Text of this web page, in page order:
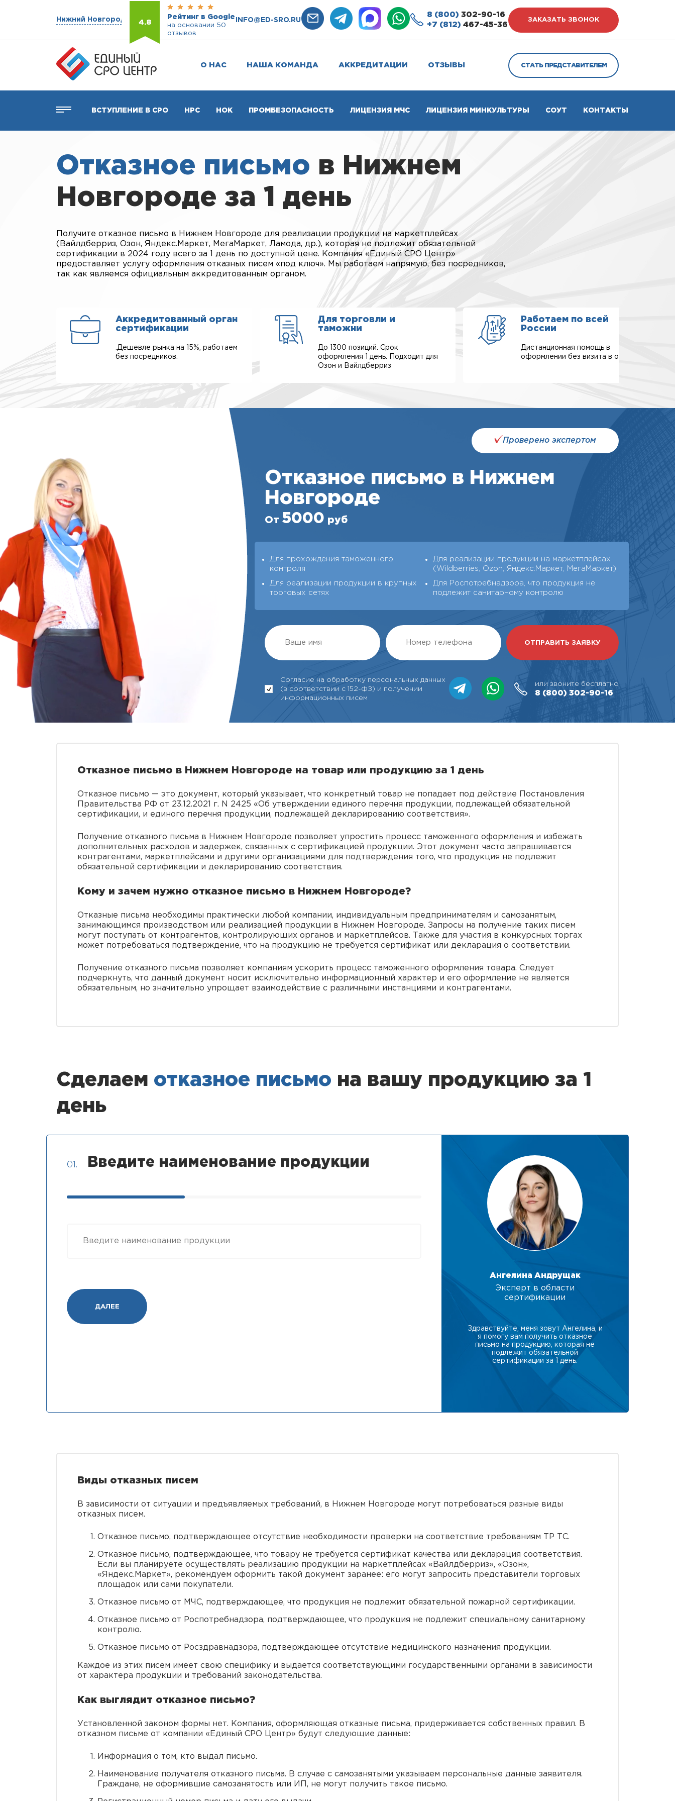
Нижний Новгород 4.8
Рейтинг в Google
на основании 50
отзывов
INFO@ED-SRO.RU
8 (800) 302-90-16
+7 (812) 467-45-36
ЗАКАЗАТЬ ЗВОНОК
О НАС НАША КОМАНДА АККРЕДИТАЦИИ ОТЗЫВЫ СТАТЬ ПРЕДСТАВИТЕЛЕМ
ВСТУПЛЕНИЕ В СРО НРС НОК ПРОМБЕЗОПАСНОСТЬ ЛИЦЕНЗИЯ МЧС ЛИЦЕНЗИЯ МИНКУЛЬТУРЫ СОУТ КОНТАКТЫ
Отказное письмо в Нижнем
Новгороде за 1 день
Получите отказное письмо в Нижнем Новгороде для реализации продукции на маркетплейсах
(Вайлдберриз, Озон, Яндекс.Маркет, МегаМаркет, Ламода, др.), которая не подлежит обязательной
сертификации в 2024 году всего за 1 день по доступной цене. Компания «Единый СРО Центр»
предоставляет услугу оформления отказных писем «под ключ». Мы работаем напрямую, без посредников,
так как являемся официальным аккредитованным органом.
Аккредитованный орган
сертификации
.Дешевле рынка на 15%, работаем
без посредников.
Для торговли и
таможни
До 1300 позиций. Срок
оформления 1 день. Подходит для
Озон и Вайлдберриз
Работаем по всей
России
Дистанционная помощь в
оформлении без визита в офис.
Проверено экспертом
Отказное письмо в Нижнем
Новгороде
От 5000 руб
Для прохождения таможенного
контроля
Для реализации продукции на маркетплейсах
(Wildberries, Ozon, Яндекс.Маркет, МегаМаркет)
Для реализации продукции в крупных
торговых сетях
Для Роспотребнадзора, что продукция не
подлежит санитарному контролю
Согласие на обработку персональных данных
(в соответствии с 152-ФЗ) и получении
информационных писем
или звоните бесплатно
8 (800) 302-90-16
Отказное письмо в Нижнем Новгороде на товар или продукцию за 1 день
Отказное письмо — это документ, который указывает, что конкретный товар не попадает под действие Постановления
Правительства РФ от 23.12.2021 г. N 2425 «Об утверждении единого перечня продукции, подлежащей обязательной
сертификации, и единого перечня продукции, подлежащей декларированию соответствия».
Получение отказного письма в Нижнем Новгороде позволяет упростить процесс таможенного оформления и избежать
дополнительных расходов и задержек, связанных с сертификацией продукции. Этот документ часто запрашивается
контрагентами, маркетплейсами и другими организациями для подтверждения того, что продукция не подлежит
обязательной сертификации и декларированию соответствия.
Кому и зачем нужно отказное письмо в Нижнем Новгороде?
Отказные письма необходимы практически любой компании, индивидуальным предпринимателям и самозанятым,
занимающимся производством или реализацией продукции в Нижнем Новгороде. Запросы на получение таких писем
могут поступать от контрагентов, контролирующих органов и маркетплейсов. Также для участия в конкурсных торгах
может потребоваться подтверждение, что на продукцию не требуется сертификат или декларация о соответствии.
Получение отказного письма позволяет компаниям ускорить процесс таможенного оформления товара. Следует
подчеркнуть, что данный документ носит исключительно информационный характер и его оформление не является
обязательным, но значительно упрощает взаимодействие с различными инстанциями и контрагентами.
Сделаем отказное письмо на вашу продукцию за 1
день
01. Введите наименование продукции
ДАЛЕЕ
Ангелина Андрущак
Эксперт в области
сертификации
Здравствуйте, меня зовут Ангелина, и
я помогу вам получить отказное
письмо на продукцию, которая не
подлежит обязательной
сертификации за 1 день.
Виды отказных писем
В зависимости от ситуации и предъявляемых требований, в Нижнем Новгороде могут потребоваться разные виды
отказных писем.
Отказное письмо, подтверждающее отсутствие необходимости проверки на соответствие требованиям ТР ТС.
Отказное письмо, подтверждающее, что товару не требуется сертификат качества или декларация соответствия.
Если вы планируете осуществлять реализацию продукции на маркетплейсах «Вайлдберриз», «Озон»,
«Яндекс.Маркет», рекомендуем оформить такой документ заранее: его могут запросить представители торговых
площадок или сами покупатели.
Отказное письмо от МЧС, подтверждающее, что продукция не подлежит обязательной пожарной сертификации.
Отказное письмо от Роспотребнадзора, подтверждающее, что продукция не подлежит специальному санитарному
контролю.
Отказное письмо от Росздравнадзора, подтверждающее отсутствие медицинского назначения продукции.
Каждое из этих писем имеет свою специфику и выдается соответствующими государственными органами в зависимости
от характера продукции и требований законодательства.
Как выглядит отказное письмо?
Установленной законом формы нет. Компания, оформляющая отказные письма, придерживается собственных правил. В
отказном письме от компании «Единый СРО Центр» будут следующие данные:
Информация о том, кто выдал письмо.
Наименование получателя отказного письма. В случае с самозанятыми указываем персональные данные заявителя.
Граждане, не оформившие самозанятость или ИП, не могут получить такое письмо.